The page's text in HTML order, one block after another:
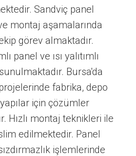
Sandviç panel
montaj aşamalarında
görev almaktadır.
panel ve ısı yalıtımlı
Bursa'da
fabrika, depo
için çözümler
Hızlı montaj teknikleri ile
edilmektedir. Panel
işlemlerinde